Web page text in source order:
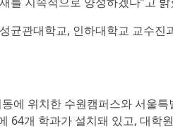
균관대학교, 인하대학교 교수진
에 위치한 수원캠퍼스와 서울특
64개 학과가 설치돼 있고, 대학